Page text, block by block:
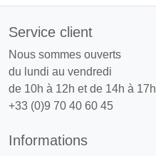
Service client
Nous sommes ouverts
du lundi au vendredi
de 10h à 12h et de 14h à 17h
+33 (0)9 70 40 60 45
Informations